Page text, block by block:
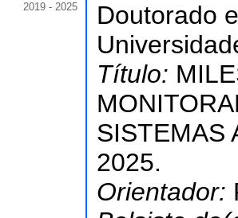
2019 - 2025
Doutorado
Título:
SISTEMAS
2025.
Orientador: